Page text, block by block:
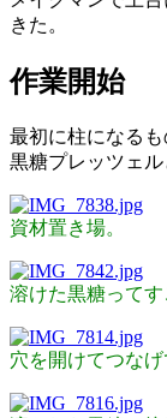
きた。
作業開始
最初に柱になるも
黒糖プレッツェル
資材置き場。
溶けた黒糖ってす
穴を開けてつなげ